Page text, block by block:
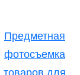
Предметная
фотосъемка
товаров для